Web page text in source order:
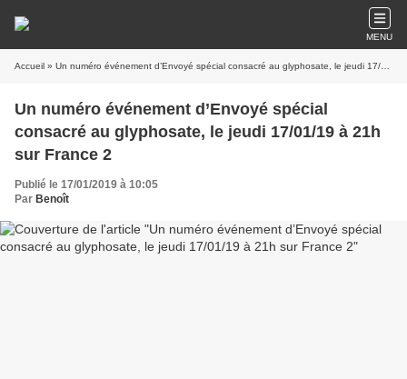
MENU
Accueil » Un numéro événement d’Envoyé spécial consacré au glyphosate, le jeudi 17/01/19 à 21h sur France 2
Un numéro événement d’Envoyé spécial
consacré au glyphosate, le jeudi 17/01/19 à 21h
sur France 2
Publié le 17/01/2019 à 10:05
Par Benoît